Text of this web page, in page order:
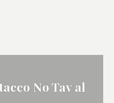
No Tav al